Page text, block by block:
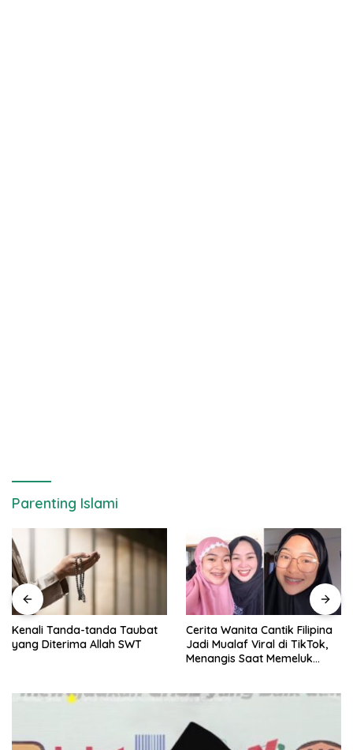
Parenting Islami
Kenali Tanda-tanda Taubat
yang Diterima Allah SWT
Cerita Wanita Cantik Filipina
Jadi Mualaf Viral di TikTok,
Menangis Saat Memeluk